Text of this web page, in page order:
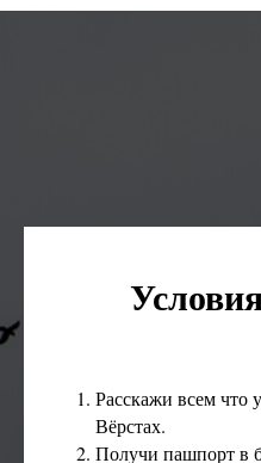
Расскажи всем что
Вёрстах.
Получи пашпорт в